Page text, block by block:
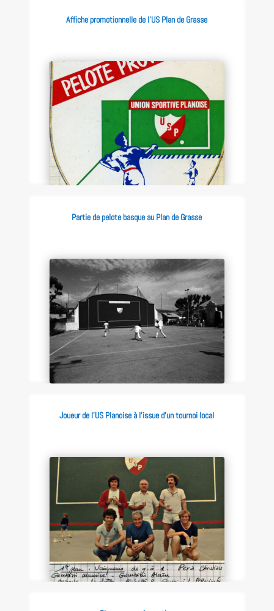
Affiche promotionnelle de l’US Plan de Grasse
Partie de pelote basque au Plan de Grasse
Joueur de l’US Planoise à l’issue d’un tournoi local